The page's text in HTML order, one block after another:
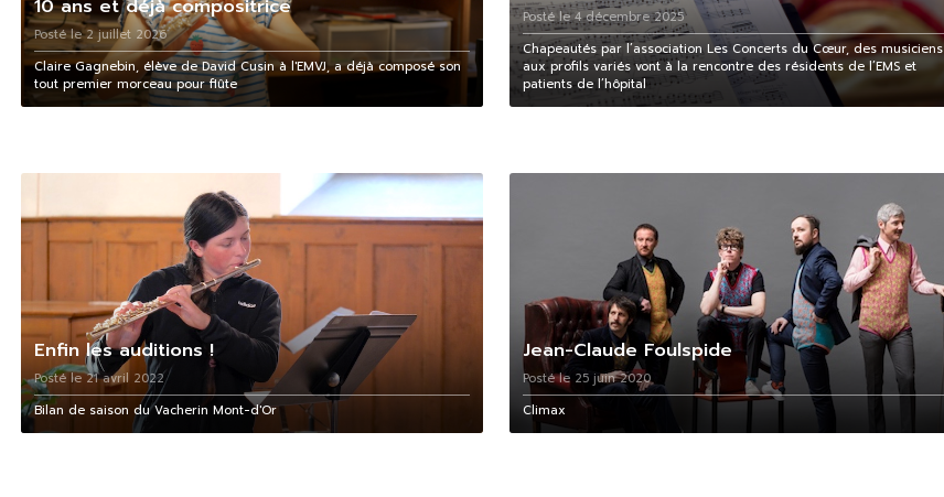
10 ans et déjà compositrice
Posté le 2 juillet 2026
Claire Gagnebin, élève de David Cusin à l'EMVJ, a déjà composé son
tout premier morceau pour flûte
Posté le 4 décembre 2025
Chapeautés par l’association Les Concerts du Cœur, des musiciens
aux profils variés vont à la rencontre des résidents de l’EMS et
patients de l’hôpital
Enfin les auditions !
Posté le 21 avril 2022
Bilan de saison du Vacherin Mont-d'Or
Jean-Claude Foulspide
Posté le 25 juin 2020
Climax